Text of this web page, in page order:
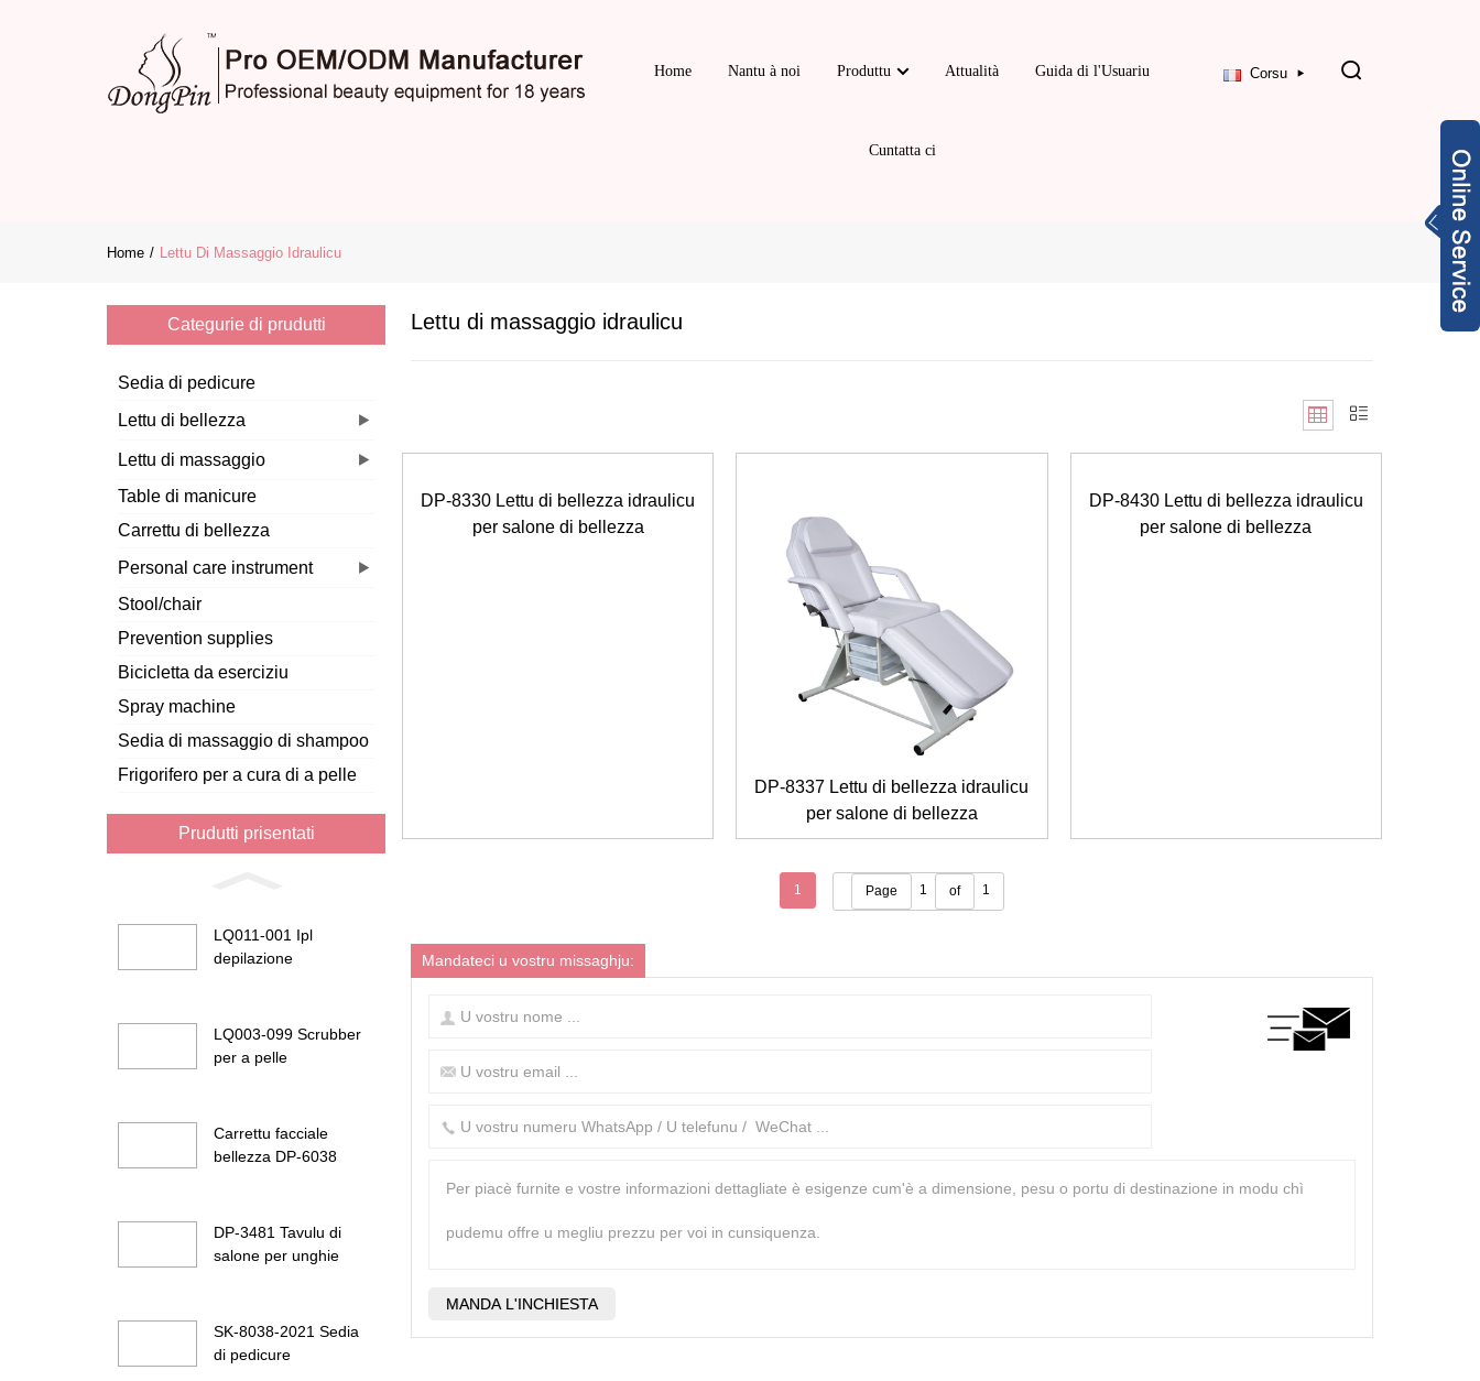
Home Nantu à noi Produttu Attualità Guida di l'Usuariu
Cuntatta ci
Corsu
Home Lettu Di Massaggio Idraulicu
Categurie di prudutti
Sedia di pedicure
Lettu di bellezza
Lettu di massaggio
Table di manicure
Carrettu di bellezza
Personal care instrument
Stool/chair
Prevention supplies
Bicicletta da eserciziu
Spray machine
Sedia di massaggio di shampoo
Frigorifero per a cura di a pelle
Prudutti prisentati
LQ011-001 Ipl
depilazione
LQ003-099 Scrubber
per a pelle
Carrettu facciale
bellezza DP-6038
DP-3481 Tavulu di
salone per unghie
SK-8038-2021 Sedia
di pedicure
Lettu di massaggio idraulicu
DP-8330 Lettu di bellezza idraulicu
per salone di bellezza
DP-8337 Lettu di bellezza idraulicu
per salone di bellezza
DP-8430 Lettu di bellezza idraulicu
per salone di bellezza
1 Page 1 of 1
Mandateci u vostru missaghju: